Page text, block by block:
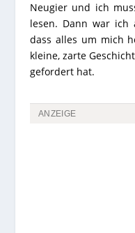
Neugier und ich
lesen. Dann war ich
dass alles um mich
kleine, zarte
gefordert hat.
ANZEIGE